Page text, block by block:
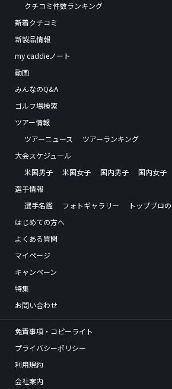
クチコミ件数ランキング
新着クチコミ
新製品情報
my caddieノート
動画
みんなのQ&A
ゴルフ場検索
ツアー情報
ツアーニュース
ツアーランキング
大会スケジュール
米国男子
米国女子 国内男子
国内女子
選手情報
選手名鑑
フォトギャラリー
トッププロ
はじめての方へ
よくある質問
マイページ
キャンペーン
特集
お問い合わせ
免責事項・コピーライト
プライバシーポリシー
利用規約
会社案内